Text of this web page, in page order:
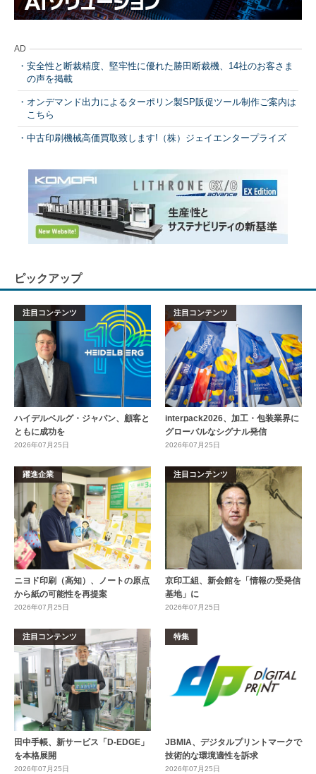
AD
安全性と断裁精度、堅牢性に優れた勝田断裁機、14社のお客さま
の声を掲載
オンデマンド出力によるターポリン製SP販促ツール制作ご案内は
こちら
中古印刷機械高価買取致します!（株）ジェイエンタープライズ
ピックアップ
注目コンテンツ
ハイデルベルグ・ジャパン、顧客と
ともに成功を
2026年07月25日
注目コンテンツ
interpack2026、加工・包装業界に
グローバルなシグナル発信
2026年07月25日
躍進企業
ニヨド印刷（高知）、ノートの原点
から紙の可能性を再提案
2026年07月25日
注目コンテンツ
京印工組、新会館を「情報の受発信
基地」に
2026年07月25日
注目コンテンツ
田中手帳、新サービス「D-EDGE」
を本格展開
2026年07月25日
特集
JBMIA、デジタルプリントマークで
技術的な環境適性を訴求
2026年07月25日